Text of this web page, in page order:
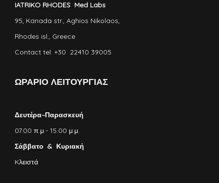
IATRIKO RHODES Med Labs
95, Kanada str., Aghios Nikolaos,
Rhodes isl., Greece
Contact tel: +30 22410 39005
ΩΡΑΡΙΟ ΛΕΙΤΟΥΡΓΙΑΣ
Δευτέρα–Παρασκευή
07.00 π.μ.- 15.00 μ.μ.
Σάββατο & Κυριακή
Kλειστά